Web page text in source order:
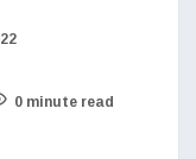
0 minute read